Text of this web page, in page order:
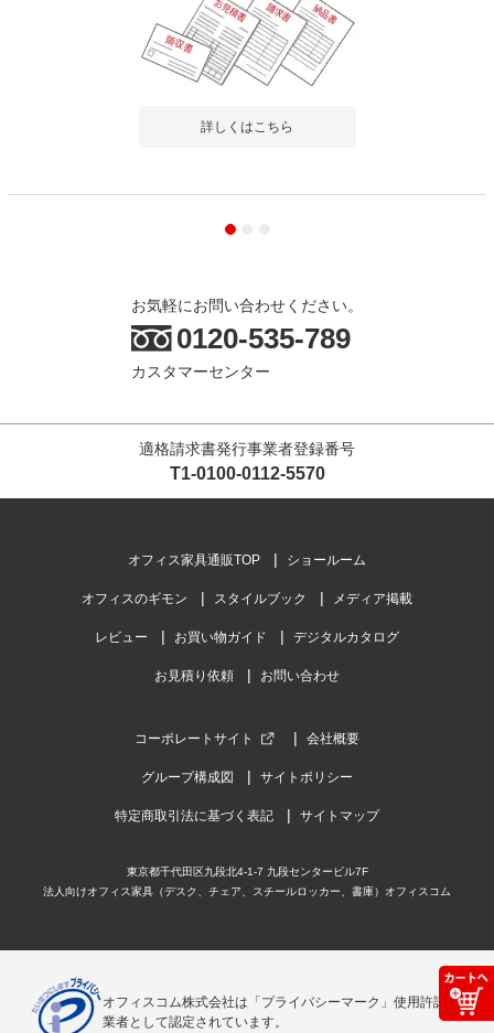
詳しくはこちら
お気軽にお問い合わせください。
0120-535-789
カスタマーセンター
適格請求書発行事業者登録番号
T1-0100-0112-5570
オフィス家具通販TOP ショールーム
オフィスのギモン スタイルブック メディア掲載
レビュー お買い物ガイド デジタルカタログ
お見積り依頼 お問い合わせ
コーポレートサイト 会社概要
グループ構成図 サイトポリシー
特定商取引法に基づく表記 サイトマップ
東京都千代田区九段北4-1-7 九段センタービル7F
法人向けオフィス家具（デスク、チェア、スチールロッカー、書庫）オフィスコム
オフィスコム株式会社は「プライバシーマーク」使用許諾事
業者として認定されています。